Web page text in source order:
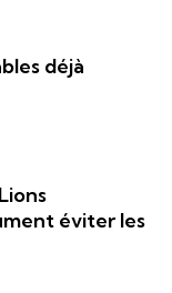
déjà
éviter les